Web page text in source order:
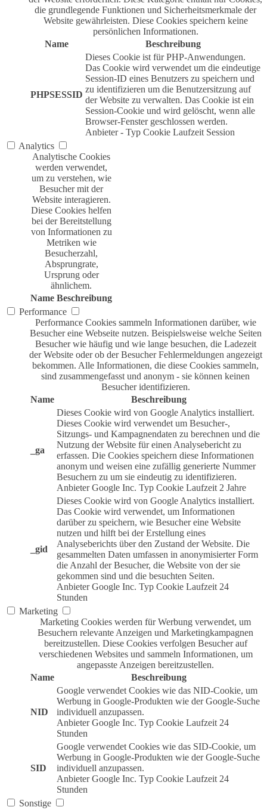
die grundlegende Funktionen und Sicherheitsmerkmale der
Website gewährleisten. Diese Cookies speichern keine
persönlichen Informationen.
Name
Beschreibung
PHPSESSID
Dieses Cookie ist für PHP-Anwendungen.
Das Cookie wird verwendet um die eindeutige
Session-ID eines Benutzers zu speichern und
zu identifizieren um die Benutzersitzung auf
der Website zu verwalten. Das Cookie ist ein
Session-Cookie und wird gelöscht, wenn alle
Browser-Fenster geschlossen werden.
Anbieter - Typ Cookie Laufzeit Session
Analytics
Analytische Cookies
werden verwendet,
um zu verstehen, wie
Besucher mit der
Website interagieren.
Diese Cookies helfen
bei der Bereitstellung
von Informationen zu
Metriken wie
Besucherzahl,
Absprungrate,
Ursprung oder
ähnlichem.
Name Beschreibung
Performance
Performance Cookies sammeln Informationen darüber, wie
Besucher eine Webseite nutzen. Beispielsweise welche Seiten
Besucher wie häufig und wie lange besuchen, die Ladezeit
der Website oder ob der Besucher Fehlermeldungen angezeigt
bekommen. Alle Informationen, die diese Cookies sammeln,
sind zusammengefasst und anonym - sie können keinen
Besucher identifizieren.
Name
Beschreibung
_ga
Dieses Cookie wird von Google Analytics installiert.
Dieses Cookie wird verwendet um Besucher-,
Sitzungs- und Kampagnendaten zu berechnen und die
Nutzung der Website für einen Analysebericht zu
erfassen. Die Cookies speichern diese Informationen
anonym und weisen eine zufällig generierte Nummer
Besuchern zu um sie eindeutig zu identifizieren.
Anbieter Google Inc. Typ Cookie Laufzeit 2 Jahre
_gid
Dieses Cookie wird von Google Analytics installiert.
Das Cookie wird verwendet, um Informationen
darüber zu speichern, wie Besucher eine Website
nutzen und hilft bei der Erstellung eines
Analyseberichts über den Zustand der Website. Die
gesammelten Daten umfassen in anonymisierter Form
die Anzahl der Besucher, die Website von der sie
gekommen sind und die besuchten Seiten.
Anbieter Google Inc. Typ Cookie Laufzeit 24
Stunden
Marketing
Marketing Cookies werden für Werbung verwendet, um
Besuchern relevante Anzeigen und Marketingkampagnen
bereitzustellen. Diese Cookies verfolgen Besucher auf
verschiedenen Websites und sammeln Informationen, um
angepasste Anzeigen bereitzustellen.
Name
Beschreibung
NID
Google verwendet Cookies wie das NID-Cookie, um
Werbung in Google-Produkten wie der Google-Suche
individuell anzupassen.
Anbieter Google Inc. Typ Cookie Laufzeit 24
Stunden
SID
Google verwendet Cookies wie das SID-Cookie, um
Werbung in Google-Produkten wie der Google-Suche
individuell anzupassen.
Anbieter Google Inc. Typ Cookie Laufzeit 24
Stunden
Sonstige